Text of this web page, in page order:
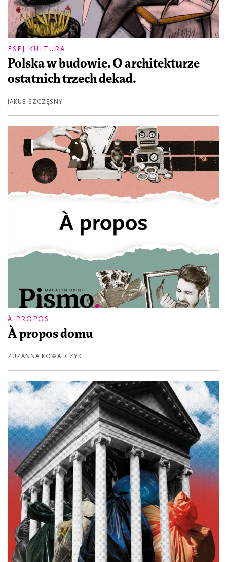
ESEJ KULTURA
Polska w budowie. O architekturze
ostatnich trzech dekad.
JAKUB SZCZĘSNY
À PROPOS
À propos domu
ZUZANNA KOWALCZYK